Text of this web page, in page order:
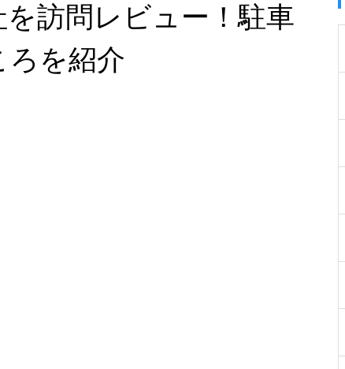
訪問レビュー！駐車
ろを紹介